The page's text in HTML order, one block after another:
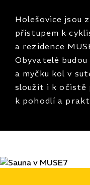
Holešovice jsou
přístupem k
a rezidence
Obyvatelé
a myčku kol v
sloužit i k očistě
k pohodlí a